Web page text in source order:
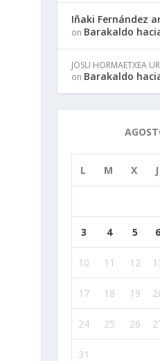
Iñaki Fernández
on Barakaldo
JOSU HORMAETXEA
on Barakaldo
L M X J
3 4 5 6
10 11 12
17 18 19
24 25 26
31